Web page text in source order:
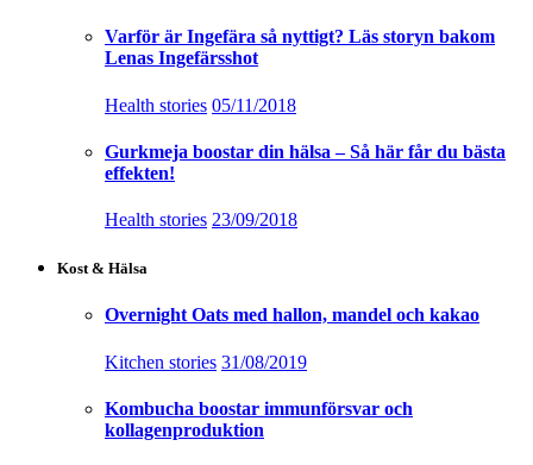
Varför är Ingefära så nyttigt? Läs storyn bakom
Lenas Ingefärsshot
Health stories 05/11/2018
Gurkmeja boostar din hälsa – Så här får du bästa
effekten!
Health stories 23/09/2018
Kost & Hälsa
Overnight Oats med hallon, mandel och kakao
Kitchen stories 31/08/2019
Kombucha boostar immunförsvar och
kollagenproduktion